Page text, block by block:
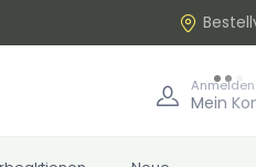
Anmelden
Mein